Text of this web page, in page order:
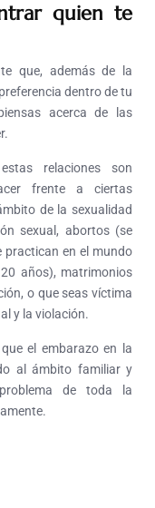
quien te
que, además de la
dentro de tu
acerca de las
relaciones son
frente a ciertas
de la sexualidad
sexual, abortos (se
practican en el mundo
años), matrimonios
o que seas víctima
y la violación.
el embarazo en la
al ámbito familiar y
de toda la